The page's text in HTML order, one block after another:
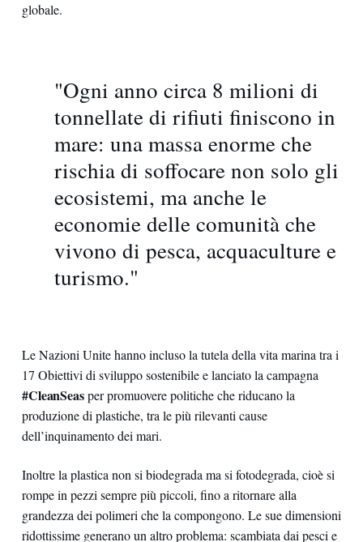
globale.
"Ogni anno circa 8 milioni di
tonnellate di rifiuti finiscono in
mare: una massa enorme che
rischia di soffocare non solo gli
ecosistemi, ma anche le
economie delle comunità che
vivono di pesca, acquaculture e
turismo."
Le Nazioni Unite hanno incluso la tutela della vita marina tra i
17 Obiettivi di sviluppo sostenibile e lanciato la campagna
#CleanSeasper promuovere politiche che riducano la
produzione di plastiche, tra le più rilevanti cause
dell’inquinamento dei mari.
Inoltre la plastica non si biodegrada ma si fotodegrada, cioè si
rompe in pezzi sempre più piccoli, fino a ritornare alla
grandezza dei polimeri che la compongono. Le sue dimensioni
ridottissime generano un altro problema: scambiata dai pesci e